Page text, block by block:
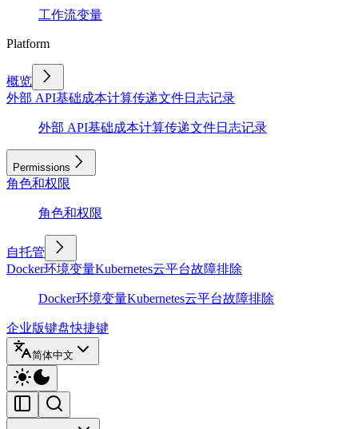
工作流变量
Platform
概览
外部 API基础成本计算传递文件日志记录
外部 API基础成本计算传递文件日志记录
Permissions
角色和权限
角色和权限
自托管
Docker环境变量Kubernetes云平台故障排除
Docker环境变量Kubernetes云平台故障排除
企业版键盘快捷键
简体中文